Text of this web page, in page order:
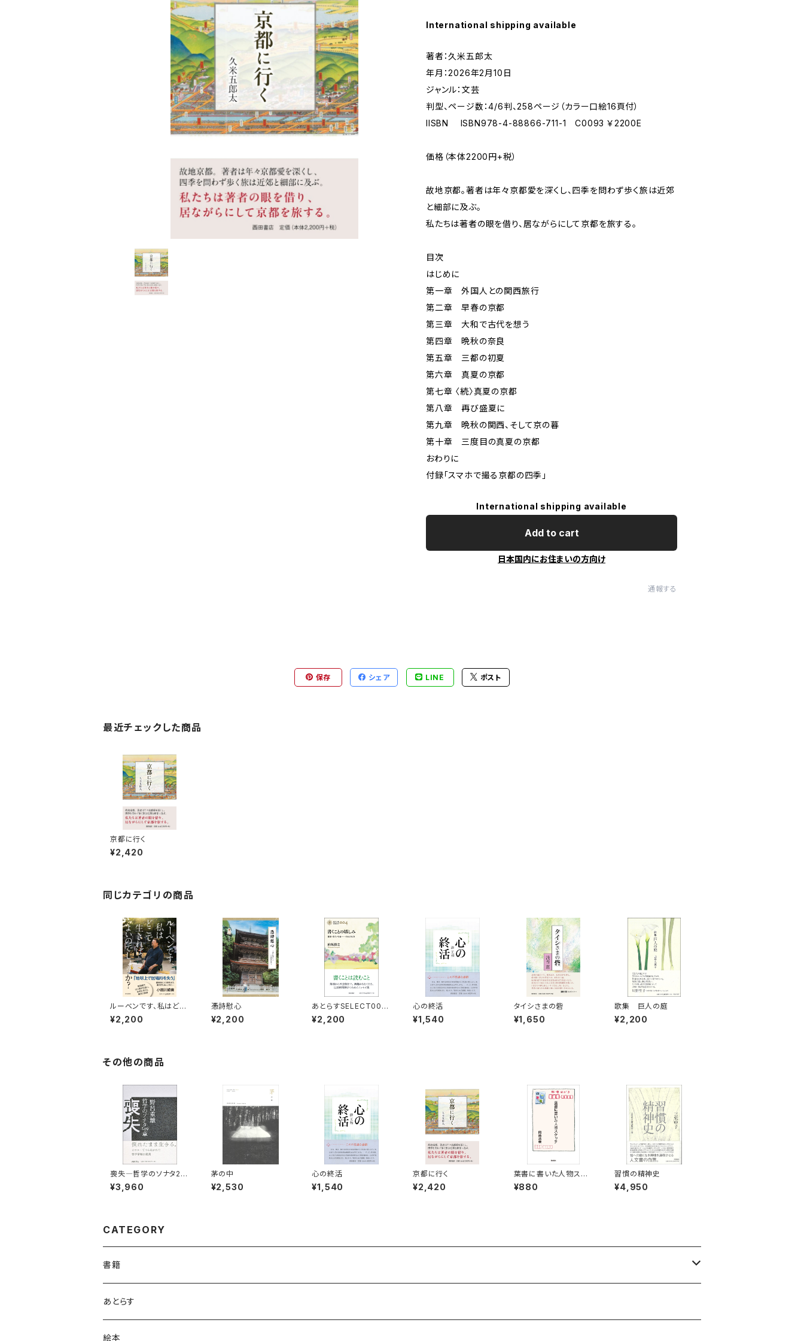
International shipping available
著者：久米五郎太
年月：2026年2月10日
ジャンル：文芸
判型、ページ数：4/6判、258ページ（カラー口絵16頁付）
IISBN ISBN978-4-88866-711-1 C0093 ￥2200E
価格（本体2200円+税）
故地京都。著者は年々京都愛を深くし、四季を問わず歩く旅は近郊
と細部に及ぶ。
私たちは著者の眼を借り、居ながらにして京都を旅する。
目次
はじめに
第一章 外国人との関西旅行
第二章 早春の京都
第三章 大和で古代を想う
第四章 晩秋の奈良
第五章 三都の初夏
第六章 真夏の京都
第七章 〈続〉真夏の京都
第八章 再び盛夏に
第九章 晩秋の関西、そして京の暮
第十章 三度目の真夏の京都
おわりに
付録「スマホで撮る京都の四季」
International shipping available
Add to cart
日本国内にお住まいの方向け
通報する
保存 シェア LINE ポスト
最近チェックした商品
京都に行く
¥2,420
同じカテゴリの商品
ルーベンです、私はどこ
で生きればよいのでしょ
うか？
¥2,200
慿詩慰心
¥2,200
あとらすSELECT003
書くことの娯しみ
¥2,200
心の終活
¥1,540
タイシさまの砦
¥1,650
歌集 巨人の庭
¥2,200
その他の商品
喪失―哲学のソナタ24
9章
¥3,960
茅の中
¥2,530
心の終活
¥1,540
京都に行く
¥2,420
葉書に書いた人物スケ
ッチ
¥880
習慣の精神史
¥4,950
CATEGORY
書籍
新刊
既刊
あとらす
絵本